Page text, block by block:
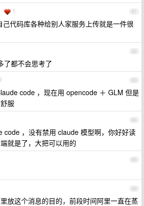
61
1
代码库各种给别人家服务上传就是一件很
62
了都不会思考了
63
code ，现在用 opencode ＋ GLM 但是
服
64
code ，没有禁用 claude 模型啊，你好好读
就是了，大把可以用的
65
66
放这个消息的目的，前段时间阿里一直在蒸